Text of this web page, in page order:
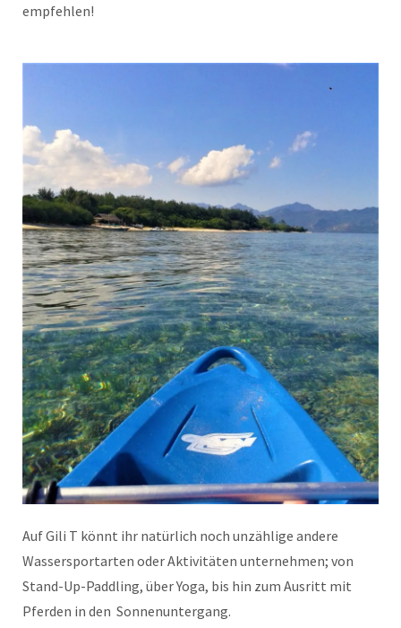
empfehlen!
Auf Gili T könnt ihr natürlich noch unzählige andere
Wassersportarten oder Aktivitäten unternehmen; von
Stand-Up-Paddling, über Yoga, bis hin zum Ausritt mit
Pferden in den Sonnenuntergang.